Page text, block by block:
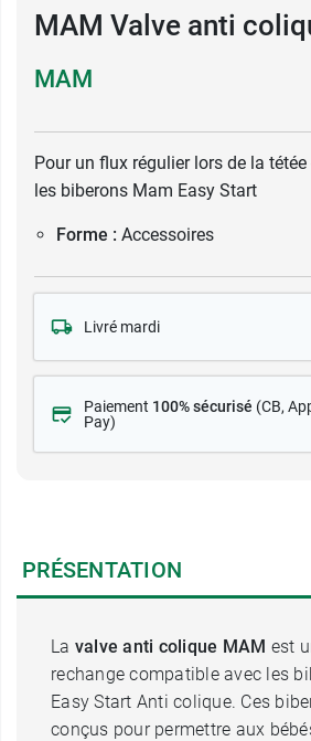
MAM Valve anti
MAM
Pour un flux régulier lors de la
les biberons Mam Easy Start
Forme : Accessoires
Livré mardi
Paiement 100% sécurisé (CB,
Pay)
PRÉSENTATION
La valve anti colique MAM est
rechange compatible avec les
Easy Start Anti colique. Ces
conçus pour permettre aux